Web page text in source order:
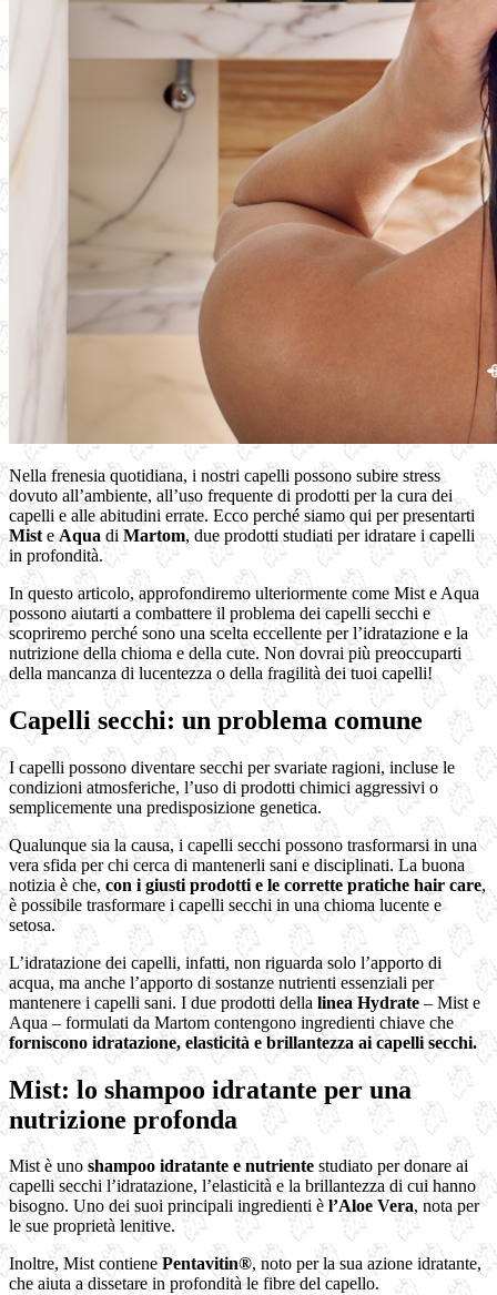
Nella frenesia quotidiana, i nostri capelli possono subire stress
dovuto all’ambiente, all’uso frequente di prodotti per la cura dei
capelli e alle abitudini errate. Ecco perché siamo qui per presentarti
Mist eAqua di Martom, due prodotti studiati per idratare i capelli
in profondità.
In questo articolo, approfondiremo ulteriormente come Mist e Aqua
possono aiutarti a combattere il problema dei capelli secchi e
scopriremo perché sono una scelta eccellente per l’idratazione e la
nutrizione della chioma e della cute. Non dovrai più preoccuparti
della mancanza di lucentezza o della fragilità dei tuoi capelli!
Capelli secchi: un problema comune
I capelli possono diventare secchi per svariate ragioni, incluse le
condizioni atmosferiche, l’uso di prodotti chimici aggressivi o
semplicemente una predisposizione genetica.
Qualunque sia la causa, i capelli secchi possono trasformarsi in una
vera sfida per chi cerca di mantenerli sani e disciplinati. La buona
notizia è che, con i giusti prodotti e le corrette pratiche hair care,
è possibile trasformare i capelli secchi in una chioma lucente e
setosa.
L’idratazione dei capelli, infatti, non riguarda solo l’apporto di
acqua, ma anche l’apporto di sostanze nutrienti essenziali per
mantenere i capelli sani. I due prodotti della linea Hydrate – Mist e
Aqua – formulati da Martom contengono ingredienti chiave che
forniscono idratazione, elasticità e brillantezza ai capelli secchi.
Mist: lo shampoo idratante per una
nutrizione profonda
Mist è uno shampoo idratante e nutriente studiato per donare ai
capelli secchi l’idratazione, l’elasticità e la brillantezza di cui hanno
bisogno. Uno dei suoi principali ingredienti è l’Aloe Vera, nota per
le sue proprietà lenitive.
Inoltre, Mist contienePentavitin®, noto per la sua azione idratante,
che aiuta a dissetare in profondità le fibre del capello.